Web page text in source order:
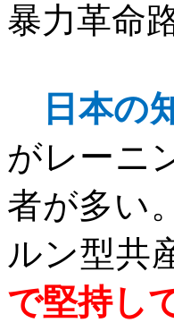
暴力革命
日本の
がレーニ
者が多い
ルン型共
で堅持し